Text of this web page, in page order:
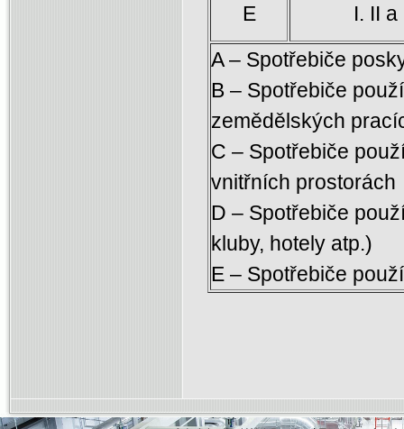
E
I. II a
A – Spotřebiče
B – Spotřebiče
zemědělských
C – Spotřebiče
vnitřních prostorách
D – Spotřebiče
kluby, hotely atp.)
E – Spotřebiče